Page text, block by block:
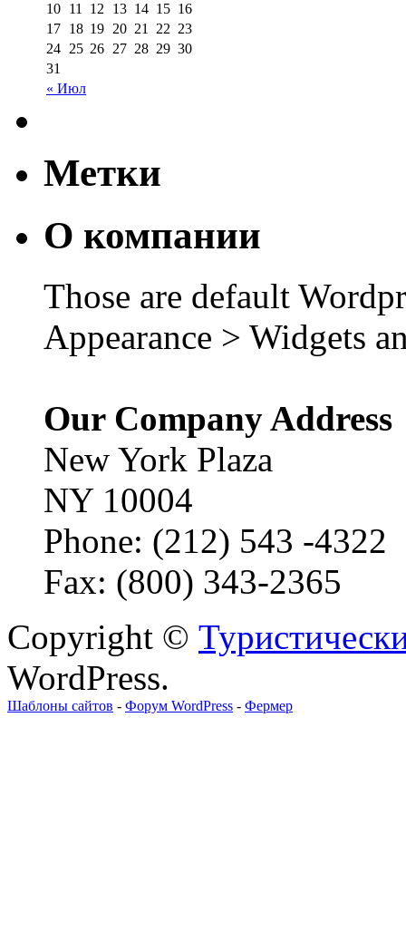
« Июл
10 11 12 13 14 15 16
17 18 19 20 21 22 23
24 25 26 27 28 29 30
31
Метки
О компании
Those are default
Appearance > Widgets
Our Company Address
New York Plaza
NY 10004
Phone: (212) 543 -4322
Fax: (800) 343-2365
Copyright ©
WordPress.
Шаблоны сайтов - Форум WordPress - Фермер